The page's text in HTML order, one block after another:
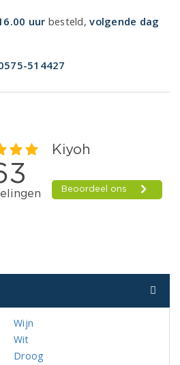
uur besteld,volgende dag
514427
Wijn
Wit
Droog